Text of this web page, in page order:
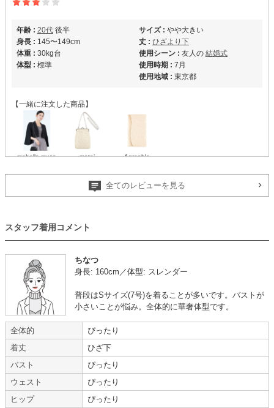
年齢 : 20代 後半
身長 : 145〜149cm
体重 : 30kg台
体型 : 標準
サイズ : やや大きい
丈 : ひざより下
使用シーン : 友人の 結婚式
使用時期 : 7月
使用地域 : 東京都
【一緒に注文した商品】
mebelle muse metoi Agreable
20代
身長 :150〜154cm
体型 :標準
サイズぴったり
年齢 : 20代後半
身長 :
体重 :
体型 :標準
サイズ :やや大きい
使用時期 :5月
全てのレビューを見る
スタッフ着用コメント
ちなつ
身長: 160cm／体型: スレンダー
普段はSサイズ(7号)を着ることが多いです。バストが
小さいことが悩み。全体的に華奢体型です。
全体的
ぴったり
着丈
ひざ下
バスト
ぴったり
ウェスト
ぴったり
ヒップ
ぴったり